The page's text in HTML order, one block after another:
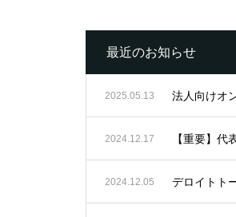
最近のお知らせ
2025.05.13 法人向けオ
2024.12.17 【重要】代
2024.12.05 デロイトト